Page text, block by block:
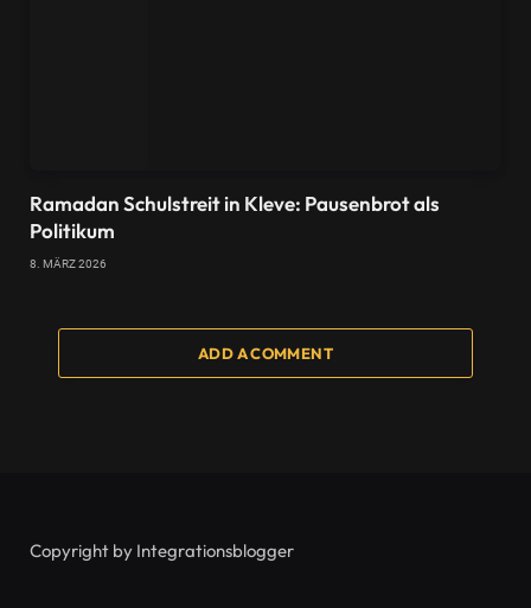
Ramadan Schulstreit in Kleve: Pausenbrot als
Politikum
8. MÄRZ 2026
ADD A COMMENT
Copyright by Integrationsblogger